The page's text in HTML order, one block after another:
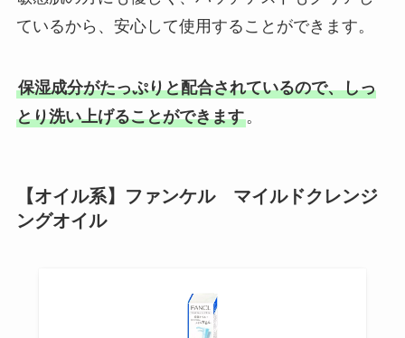
ているから、安心して使用することができます。
保湿成分がたっぷりと配合されているので、しっ
とり洗い上げることができます。
【オイル系】ファンケル マイルドクレンジ
ングオイル